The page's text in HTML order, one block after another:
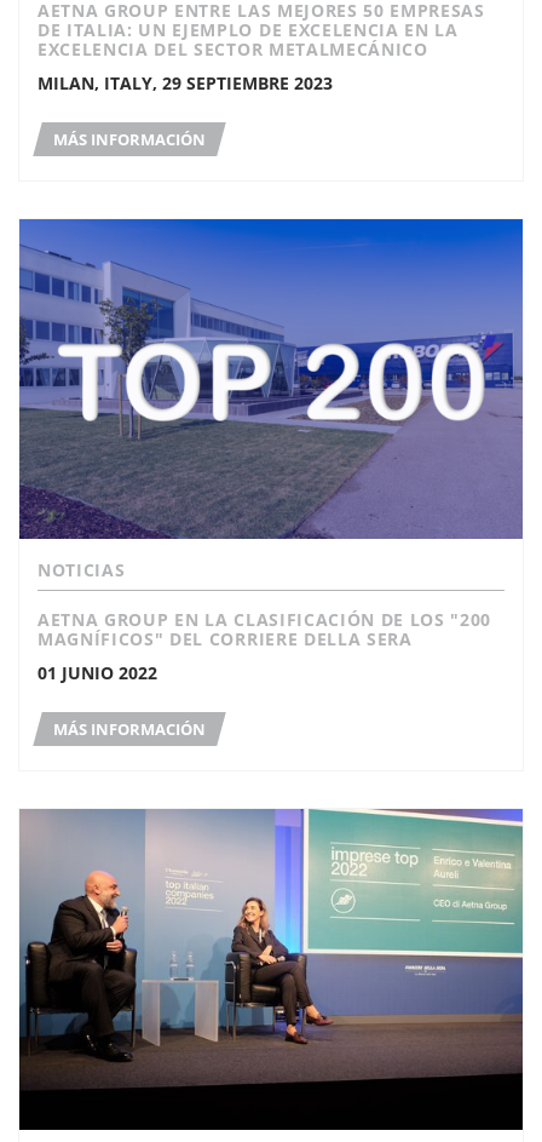
AETNA GROUP ENTRE LAS MEJORES 50 EMPRESAS
DE ITALIA: UN EJEMPLO DE EXCELENCIA EN LA
EXCELENCIA DEL SECTOR METALMECÁNICO
MILAN, ITALY, 29 SEPTIEMBRE 2023
MÁS INFORMACIÓN
NOTICIAS
AETNA GROUP EN LA CLASIFICACIÓN DE LOS "200
MAGNÍFICOS" DEL CORRIERE DELLA SERA
01 JUNIO 2022
MÁS INFORMACIÓN